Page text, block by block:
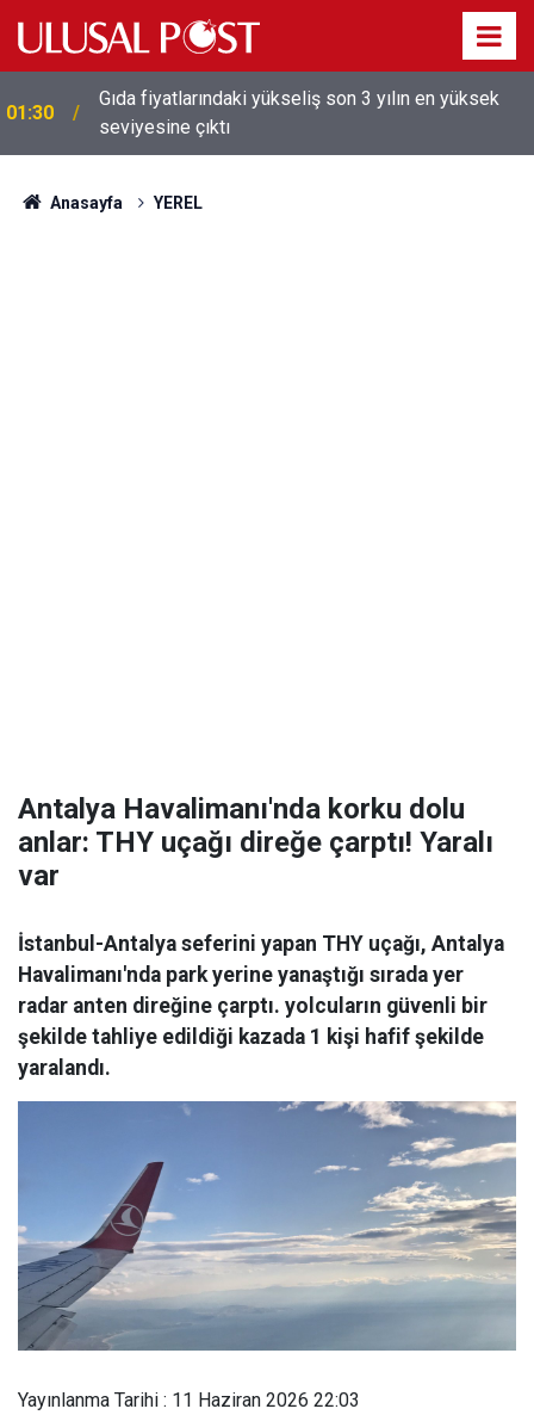
01:26
Galatasaray'dan sekiz kişi hakkında savcılığa suç
duyurusu
Anasayfa YEREL
Antalya Havalimanı'nda korku dolu
anlar: THY uçağı direğe çarptı! Yaralı
var
İstanbul-Antalya seferini yapan THY uçağı, Antalya
Havalimanı'nda park yerine yanaştığı sırada yer
radar anten direğine çarptı. yolcuların güvenli bir
şekilde tahliye edildiği kazada 1 kişi hafif şekilde
yaralandı.
Yayınlanma Tarihi : 11 Haziran 2026 22:03